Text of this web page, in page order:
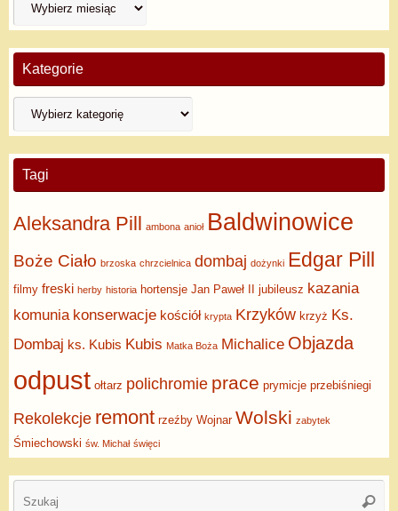
Kategorie
Tagi
Aleksandra Pill ambona anioł Baldwinowice
Boże Ciało brzoska chrzcielnica dombaj dożynki Edgar Pill
filmy freski herby historia hortensje Jan Paweł II jubileusz kazania
komunia konserwacje kościół krypta Krzyków krzyż Ks.
Dombaj ks. Kubis Kubis Matka Boża Michalice Objazda
odpust ołtarz polichromie prace prymicje przebiśniegi
Rekolekcje remont rzeźby Wojnar Wolski zabytek
Śmiechowski św. Michał święci